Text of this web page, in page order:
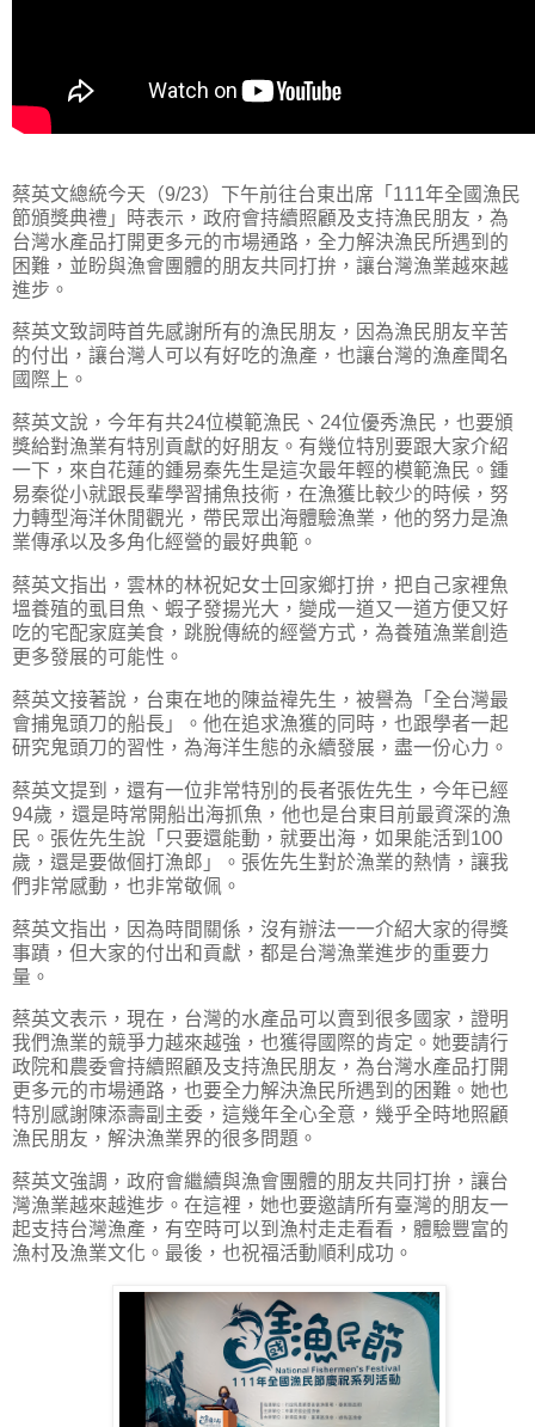
蔡英文總統今天（9/23）下午前往台東出席「111年全國漁民
節頒獎典禮」時表示，政府會持續照顧及支持漁民朋友，為
台灣水產品打開更多元的市場通路，全力解決漁民所遇到的
困難，並盼與漁會團體的朋友共同打拚，讓台灣漁業越來越
進步。
蔡英文致詞時首先感謝所有的漁民朋友，因為漁民朋友辛苦
的付出，讓台灣人可以有好吃的漁產，也讓台灣的漁產聞名
國際上。
蔡英文說，今年有共24位模範漁民、24位優秀漁民，也要頒
獎給對漁業有特別貢獻的好朋友。有幾位特別要跟大家介紹
一下，來自花蓮的鍾易秦先生是這次最年輕的模範漁民。鍾
易秦從小就跟長輩學習捕魚技術，在漁獲比較少的時候，努
力轉型海洋休閒觀光，帶民眾出海體驗漁業，他的努力是漁
業傳承以及多角化經營的最好典範。
蔡英文指出，雲林的林祝妃女士回家鄉打拚，把自己家裡魚
塭養殖的虱目魚、蝦子發揚光大，變成一道又一道方便又好
吃的宅配家庭美食，跳脫傳統的經營方式，為養殖漁業創造
更多發展的可能性。
蔡英文接著說，台東在地的陳益褘先生，被譽為「全台灣最
會捕鬼頭刀的船長」。他在追求漁獲的同時，也跟學者一起
研究鬼頭刀的習性，為海洋生態的永續發展，盡一份心力。
蔡英文提到，還有一位非常特別的長者張佐先生，今年已經
94歲，還是時常開船出海抓魚，他也是台東目前最資深的漁
民。張佐先生說「只要還能動，就要出海，如果能活到100
歲，還是要做個打漁郎」。張佐先生對於漁業的熱情，讓我
們非常感動，也非常敬佩。
蔡英文指出，因為時間關係，沒有辦法一一介紹大家的得獎
事蹟，但大家的付出和貢獻，都是台灣漁業進步的重要力
量。
蔡英文表示，現在，台灣的水產品可以賣到很多國家，證明
我們漁業的競爭力越來越強，也獲得國際的肯定。她要請行
政院和農委會持續照顧及支持漁民朋友，為台灣水產品打開
更多元的市場通路，也要全力解決漁民所遇到的困難。她也
特別感謝陳添壽副主委，這幾年全心全意，幾乎全時地照顧
漁民朋友，解決漁業界的很多問題。
蔡英文強調，政府會繼續與漁會團體的朋友共同打拚，讓台
灣漁業越來越進步。在這裡，她也要邀請所有臺灣的朋友一
起支持台灣漁產，有空時可以到漁村走走看看，體驗豐富的
漁村及漁業文化。最後，也祝福活動順利成功。